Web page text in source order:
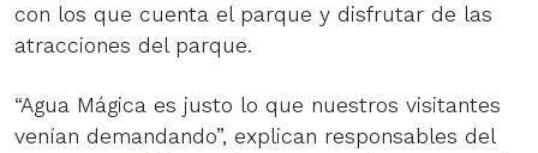
con los que cuenta el parque y disfrutar de las
atracciones del parque.
“Agua Mágica es justo lo que nuestros visitantes
venían demandando”, explican responsables del